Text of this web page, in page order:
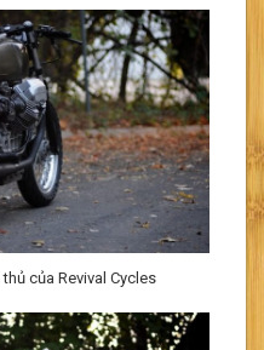
của Revival Cycles